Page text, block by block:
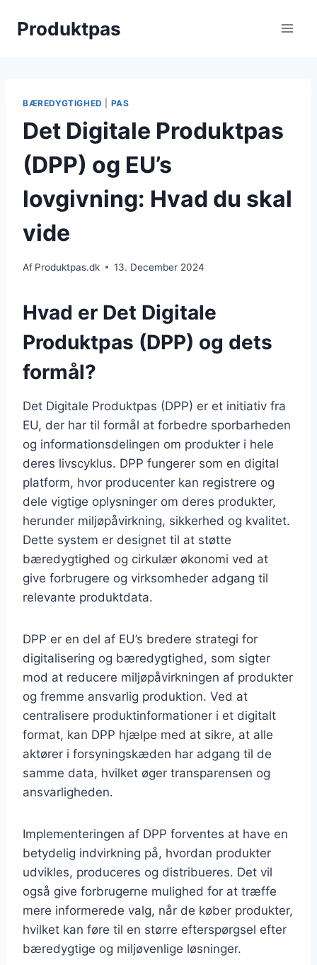
Produktpas
BÆREDYGTIGHED PAS
Det Digitale Produktpas
(DPP) og EU’s
lovgivning: Hvad du skal
vide
Af Produktpas.dk 13. December 2024
Hvad er Det Digitale
Produktpas (DPP) og dets
formål?
Det Digitale Produktpas (DPP) er et initiativ fra
EU, der har til formål at forbedre sporbarheden
og informationsdelingen om produkter i hele
deres livscyklus. DPP fungerer som en digital
platform, hvor producenter kan registrere og
dele vigtige oplysninger om deres produkter,
herunder miljøpåvirkning, sikkerhed og kvalitet.
Dette system er designet til at støtte
bæredygtighed og cirkulær økonomi ved at
give forbrugere og virksomheder adgang til
relevante produktdata.
DPP er en del af EU’s bredere strategi for
digitalisering og bæredygtighed, som sigter
mod at reducere miljøpåvirkningen af produkter
og fremme ansvarlig produktion. Ved at
centralisere produktinformationer i et digitalt
format, kan DPP hjælpe med at sikre, at alle
aktører i forsyningskæden har adgang til de
samme data, hvilket øger transparensen og
ansvarligheden.
Implementeringen af DPP forventes at have en
betydelig indvirkning på, hvordan produkter
udvikles, produceres og distribueres. Det vil
også give forbrugerne mulighed for at træffe
mere informerede valg, når de køber produkter,
hvilket kan føre til en større efterspørgsel efter
bæredygtige og miljøvenlige løsninger.